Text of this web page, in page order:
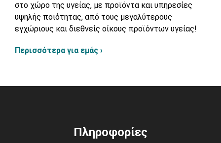
στο χώρο της υγείας, με προϊόντα και υπηρεσίες
υψηλής ποιότητας, από τους μεγαλύτερους
εγχώριους και διεθνείς οίκους προϊόντων υγείας!
Περισσότερα για εμάς ›
Πληροφορίες